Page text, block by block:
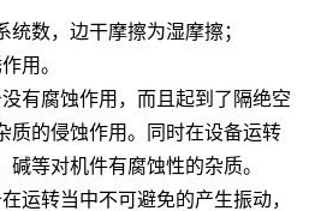
数，边干摩擦为湿摩擦；
用。
有腐蚀作用，而且起到了隔绝空
质的侵蚀作用。同时在设备运转
等对机件有腐蚀性的杂质。
运转当中不可避免的产生振动，